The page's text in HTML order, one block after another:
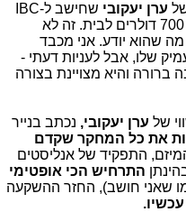
ערן יעקובי
שחישב ל-IBC
את העלות של החיבור בכ-1,100 עד 700 דולרים לבית. זה לא
שהוא יודע. אני מכבד
שלו, אבל לעניות דעתי -
ברורה והיא מצויינת בצורה
של ערן יעקובי, נכתב בנייר
את כל המחקר שקדם
התפקיד של אנליסטים
התרחיש הכי אופטימי
שאני חושב), החזר ההשקעה